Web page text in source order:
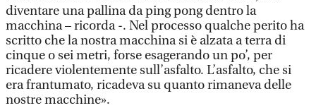
diventare una pallina da ping pong dentro la
macchina – ricorda -. Nel processo qualche perito ha
scritto che la nostra macchina si è alzata a terra di
cinque o sei metri, forse esagerando un po’, per
ricadere violentemente sull’asfalto. L’asfalto, che si
era frantumato, ricadeva su quanto rimaneva delle
nostre macchine».